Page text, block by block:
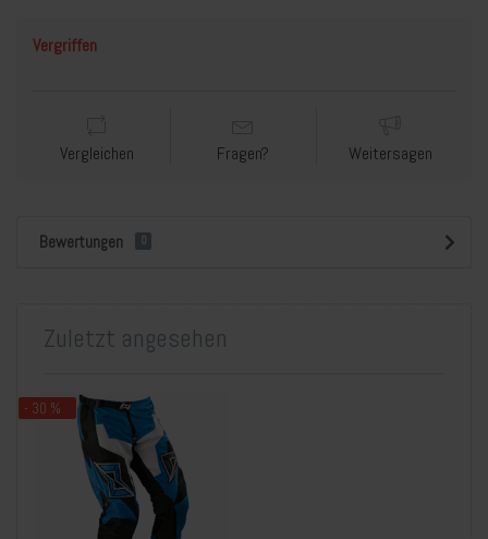
Vergriffen
Vergleichen Fragen? Weitersagen
Bewertungen 0
Zuletzt angesehen
- 30 %